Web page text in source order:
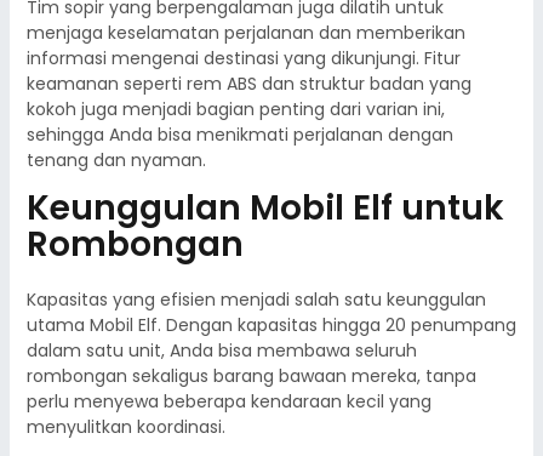
Tim sopir yang berpengalaman juga dilatih untuk
menjaga keselamatan perjalanan dan memberikan
informasi mengenai destinasi yang dikunjungi. Fitur
keamanan seperti rem ABS dan struktur badan yang
kokoh juga menjadi bagian penting dari varian ini,
sehingga Anda bisa menikmati perjalanan dengan
tenang dan nyaman.
Keunggulan Mobil Elf untuk
Rombongan
Kapasitas yang efisien menjadi salah satu keunggulan
utama Mobil Elf. Dengan kapasitas hingga 20 penumpang
dalam satu unit, Anda bisa membawa seluruh
rombongan sekaligus barang bawaan mereka, tanpa
perlu menyewa beberapa kendaraan kecil yang
menyulitkan koordinasi.